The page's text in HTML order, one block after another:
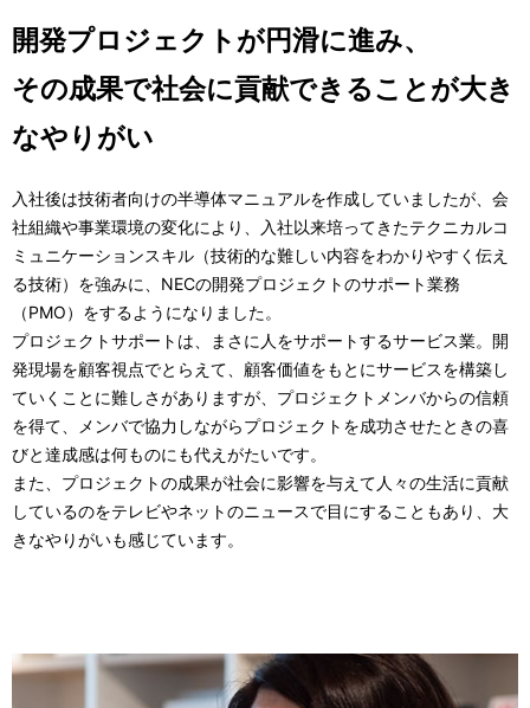
開発プロジェクトが円滑に進み、
その成果で社会に貢献できることが大き
なやりがい
入社後は技術者向けの半導体マニュアルを作成していましたが、会
社組織や事業環境の変化により、入社以来培ってきたテクニカルコ
ミュニケーションスキル（技術的な難しい内容をわかりやすく伝え
る技術）を強みに、NECの開発プロジェクトのサポート業務
（PMO）をするようになりました。
プロジェクトサポートは、まさに人をサポートするサービス業。開
発現場を顧客視点でとらえて、顧客価値をもとにサービスを構築し
ていくことに難しさがありますが、プロジェクトメンバからの信頼
を得て、メンバで協力しながらプロジェクトを成功させたときの喜
びと達成感は何ものにも代えがたいです。
また、プロジェクトの成果が社会に影響を与えて人々の生活に貢献
しているのをテレビやネットのニュースで目にすることもあり、大
きなやりがいも感じています。